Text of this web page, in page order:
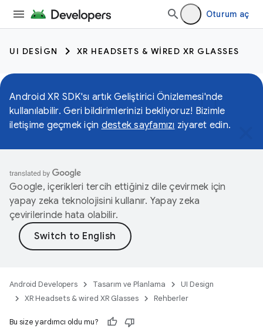
Oturum aç
UI DESIGN XR HEADSETS & WIRED XR GLASSES
Android XR SDK'sı artık Geliştirici Önizlemesi'nde
kullanılabilir. Geri bildirimlerinizi bekliyoruz! Bizimle
iletişime geçmek için destek sayfamızı ziyaret edin.
Google, içerikleri tercih ettiğiniz dile çevirmek için
yapay zeka teknolojisini kullanır. Yapay zeka
çevirilerinde hata olabilir.
Android Developers Tasarım ve Planlama
UI Design
XR Headsets & wired XR Glasses
Rehberler
Bu size yardımcı oldu mu?